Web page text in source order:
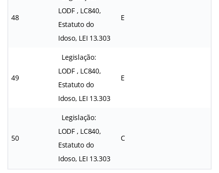
48
LODF , LC840,
Estatuto do
Idoso, LEI 13.303
E
49
Legislação:
LODF , LC840,
Estatuto do
Idoso, LEI 13.303
E
50
Legislação:
LODF , LC840,
Estatuto do
Idoso, LEI 13.303
C